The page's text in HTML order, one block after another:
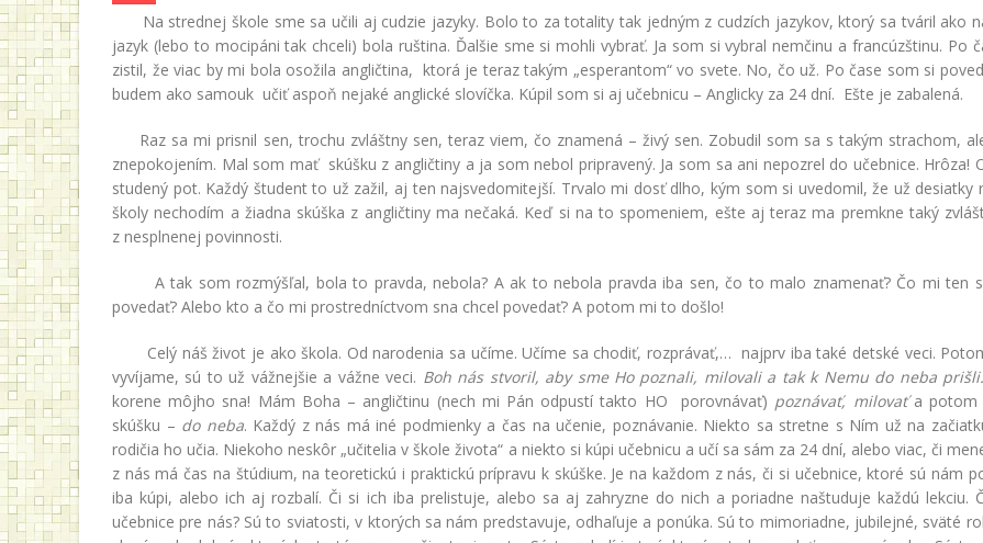
Na strednej škole sme sa učili aj cudzie jazyky. Bolo to za totality tak jedným z cudzích jazykov, ktorý sa tváril ako
jazyk (lebo to mocipáni tak chceli) bola ruština. Ďalšie sme si mohli vybrať. Ja som si vybral nemčinu a francúzštinu. Po
zistil, že viac by mi bola osožila angličtina, ktorá je teraz takým „esperantom“ vo svete. No, čo už. Po čase som si
budem ako samouk učiť aspoň nejaké anglické slovíčka. Kúpil som si aj učebnicu – Anglicky za 24 dní. Ešte je zabalená.
Raz sa mi prisnil sen, trochu zvláštny sen, teraz viem, čo znamená – živý sen. Zobudil som sa s takým strachom,
znepokojením. Mal som mať skúšku z angličtiny a ja som nebol pripravený. Ja som sa ani nepozrel do učebnice. Hrôza!
studený pot. Každý študent to už zažil, aj ten najsvedomitejší. Trvalo mi dosť dlho, kým som si uvedomil, že už desiatky
školy nechodím a žiadna skúška z angličtiny ma nečaká. Keď si na to spomeniem, ešte aj teraz ma premkne taký
z nesplnenej povinnosti.
A tak som rozmýšľal, bola to pravda, nebola? A ak to nebola pravda iba sen, čo to malo znamenať? Čo mi ten
povedať? Alebo kto a čo mi prostredníctvom sna chcel povedať? A potom mi to došlo!
Celý náš život je ako škola. Od narodenia sa učíme. Učíme sa chodiť, rozprávať,… najprv iba také detské veci.
vyvíjame, sú to už vážnejšie a vážne veci. Boh nás stvoril, aby sme Ho poznali, milovali a tak k Nemu do neba prišli.
korene môjho sna! Mám Boha – angličtinu (nech mi Pán odpustí takto HO porovnávať) poznávať, milovaťa potom
skúšku – do neba. Každý z nás má iné podmienky a čas na učenie, poznávanie. Niekto sa stretne s Ním už na
rodičia ho učia. Niekoho neskôr „učitelia v škole života“ a niekto si kúpi učebnicu a učí sa sám za 24 dní, alebo viac, či
z nás má čas na štúdium, na teoretickú i praktickú prípravu k skúške. Je na každom z nás, či si učebnice, ktoré sú nám
iba kúpi, alebo ich aj rozbalí. Či si ich iba prelistuje, alebo sa aj zahryzne do nich a poriadne naštuduje každú lekciu.
učebnice pre nás? Sú to sviatosti, v ktorých sa nám predstavuje, odhaľuje a ponúka. Sú to mimoriadne, jubilejné, sväté